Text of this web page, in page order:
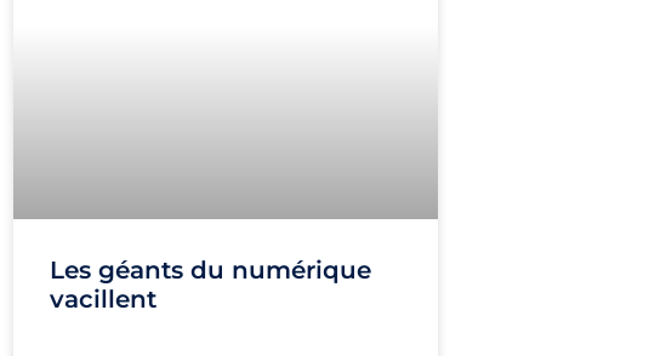
Les géants du numérique
vacillent